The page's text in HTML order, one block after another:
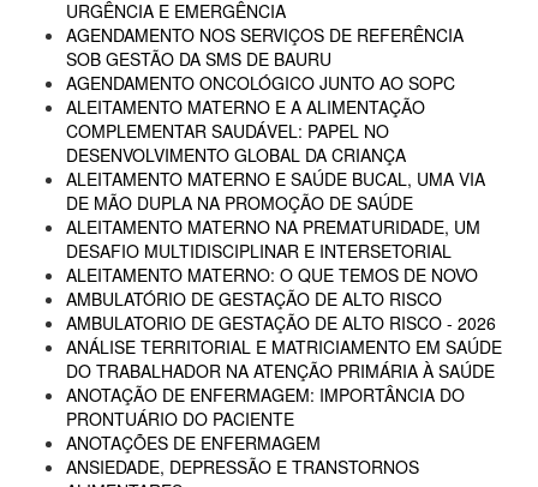
URGÊNCIA E EMERGÊNCIA
AGENDAMENTO NOS SERVIÇOS DE REFERÊNCIA
SOB GESTÃO DA SMS DE BAURU
AGENDAMENTO ONCOLÓGICO JUNTO AO SOPC
ALEITAMENTO MATERNO E A ALIMENTAÇÃO
COMPLEMENTAR SAUDÁVEL: PAPEL NO
DESENVOLVIMENTO GLOBAL DA CRIANÇA
ALEITAMENTO MATERNO E SAÚDE BUCAL, UMA VIA
DE MÃO DUPLA NA PROMOÇÃO DE SAÚDE
ALEITAMENTO MATERNO NA PREMATURIDADE, UM
DESAFIO MULTIDISCIPLINAR E INTERSETORIAL
ALEITAMENTO MATERNO: O QUE TEMOS DE NOVO
AMBULATÓRIO DE GESTAÇÃO DE ALTO RISCO
AMBULATORIO DE GESTAÇÃO DE ALTO RISCO - 2026
ANÁLISE TERRITORIAL E MATRICIAMENTO EM SAÚDE
DO TRABALHADOR NA ATENÇÃO PRIMÁRIA À SAÚDE
ANOTAÇÃO DE ENFERMAGEM: IMPORTÂNCIA DO
PRONTUÁRIO DO PACIENTE
ANOTAÇÕES DE ENFERMAGEM
ANSIEDADE, DEPRESSÃO E TRANSTORNOS